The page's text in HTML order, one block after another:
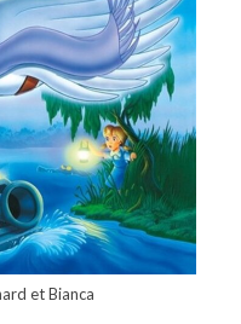
et Bianca